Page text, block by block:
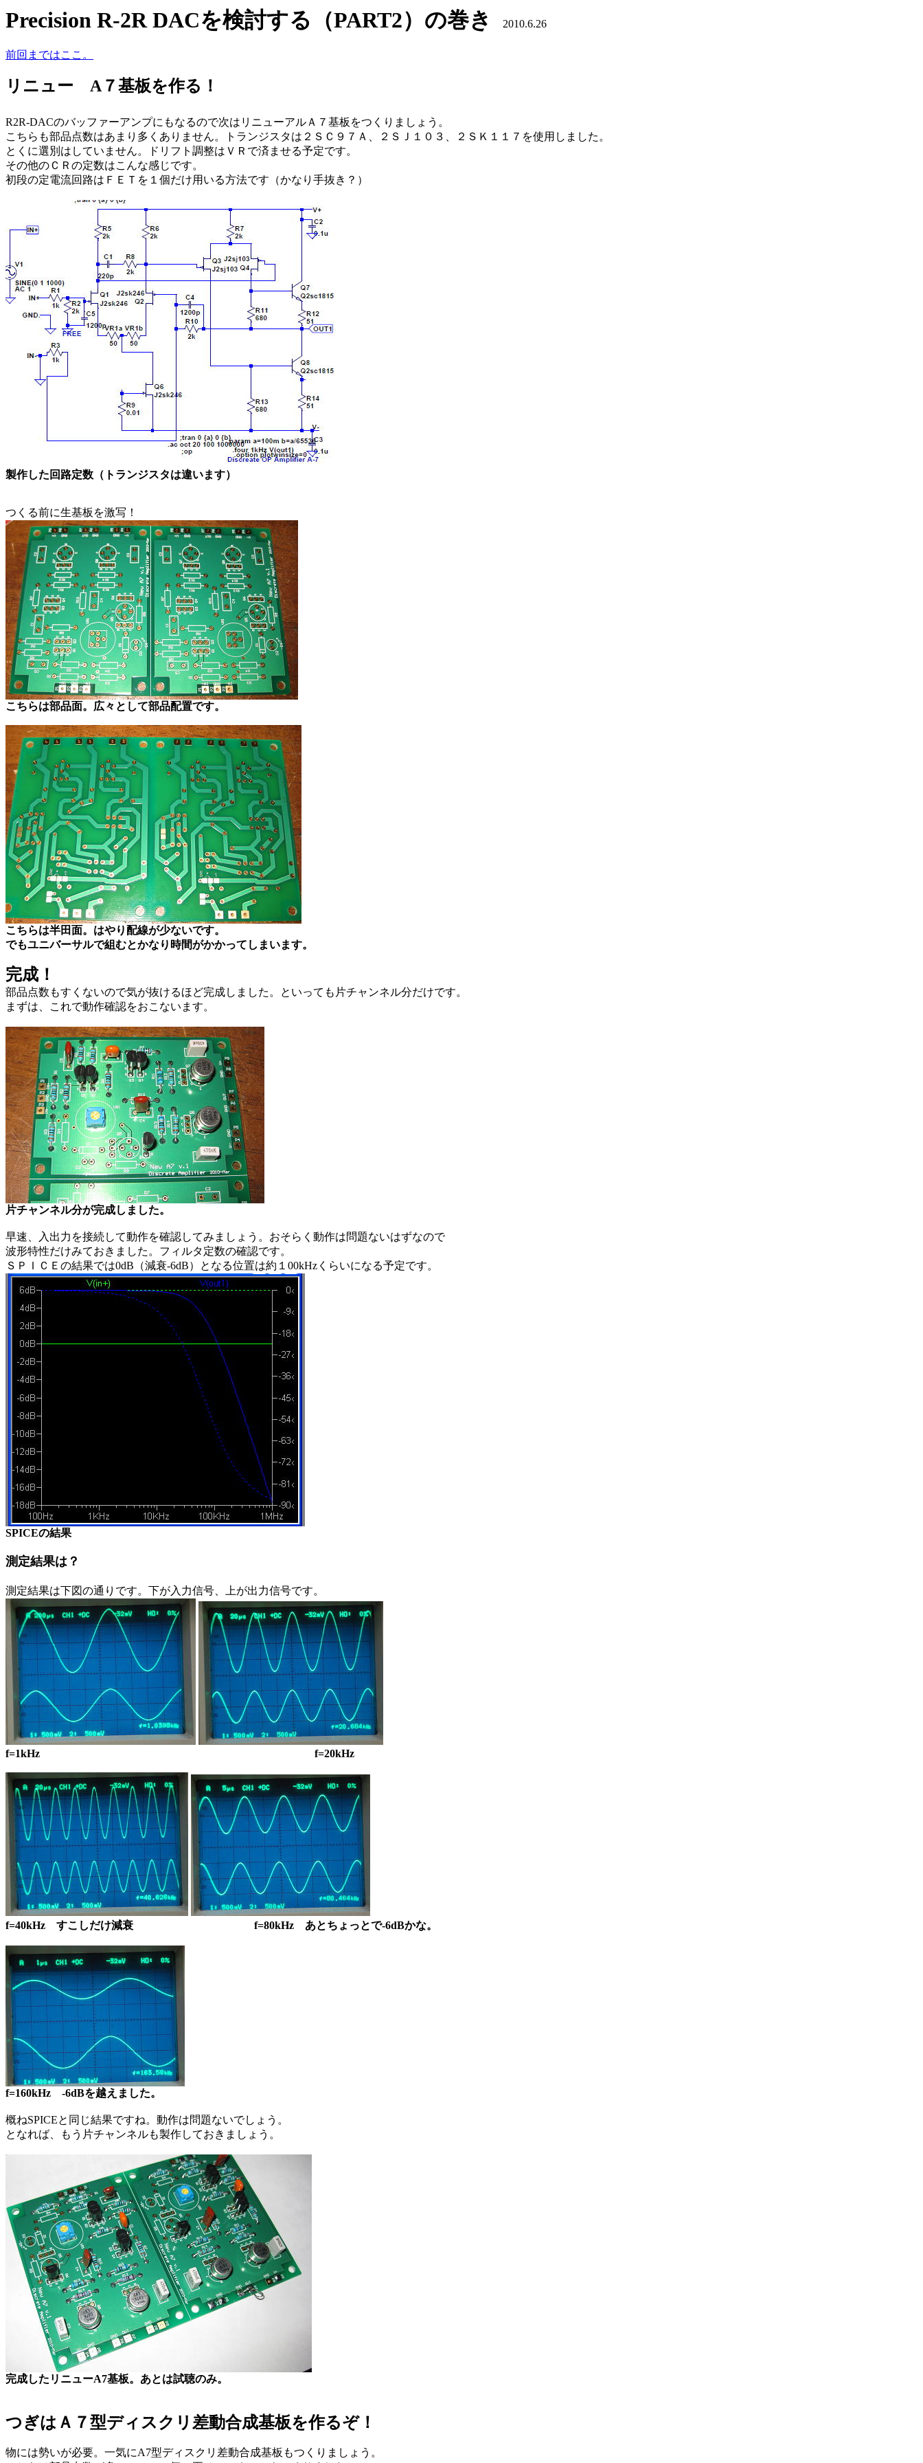
Precision R-2R DACを検討する（PART2）の巻き 2010.6.26
前回まではここ。
リニュー A７基板を作る！
R2R-DACのバッファーアンプにもなるので次はリニューアルＡ７基板をつくりましょう。
こちらも部品点数はあまり多くありません。トランジスタは２ＳＣ９７Ａ、２ＳＪ１０３、２ＳＫ１１７を使用しました。
とくに選別はしていません。ドリフト調整はＶＲで済ませる予定です。
その他のＣＲの定数はこんな感じです。
初段の定電流回路はＦＥＴを１個だけ用いる方法です（かなり手抜き？）
製作した回路定数（トランジスタは違います）
つくる前に生基板を激写！
こちらは部品面。広々として部品配置です。
こちらは半田面。はやり配線が少ないです。
でもユニバーサルで組むとかなり時間がかかってしまいます。
完成！
部品点数もすくないので気が抜けるほど完成しました。といっても片チャンネル分だけです。
まずは、これで動作確認をおこないます。
片チャンネル分が完成しました。
早速、入出力を接続して動作を確認してみましょう。おそらく動作は問題ないはずなので
波形特性だけみておきました。フィルタ定数の確認です。
ＳＰＩＣＥの結果では0dB（減衰-6dB）となる位置は約１00kHzくらいになる予定です。
SPICEの結果
測定結果は？
測定結果は下図の通りです。下が入力信号、上が出力信号です。
f=1kHz f=20kHz
f=40kHz すこしだけ減衰 f=80kHz あとちょっとで-6dBかな。
f=160kHz -6dBを越えました。
概ねSPICEと同じ結果ですね。動作は問題ないでしょう。
となれば、もう片チャンネルも製作しておきましょう。
完成したリニューA7基板。あとは試聴のみ。
つぎはＡ７型ディスクリ差動合成基板を作るぞ！
物には勢いが必要。一気にA7型ディスクリ差動合成基板もつくりましょう。